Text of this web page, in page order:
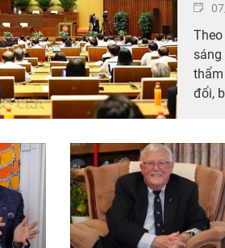
sáng
đổi,
số
Luật